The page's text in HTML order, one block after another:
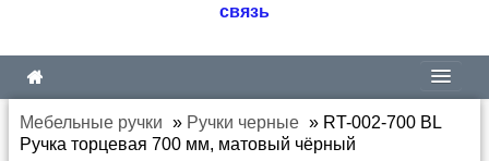
связь
Мебельные ручки » Ручки черные » RT-002-700 BL
Ручка торцевая 700 мм, матовый чёрный